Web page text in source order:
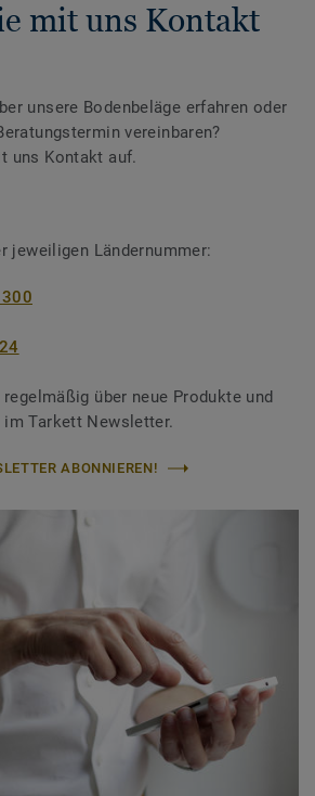
mit uns Kontakt
unsere Bodenbeläge erfahren oder
vereinbaren?
uns Kontakt auf.
jeweiligen Ländernummer:
über neue Produkte und
Tarkett Newsletter.
ABONNIEREN!